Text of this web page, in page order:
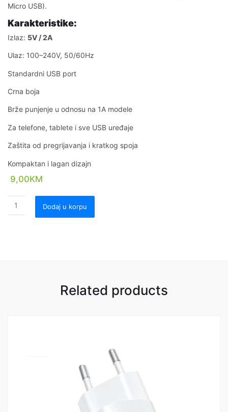
Micro USB).
Karakteristike:
Izlaz: 5V / 2A
Ulaz: 100–240V, 50/60Hz
Standardni USB port
Crna boja
Brže punjenje u odnosu na 1A modele
Za telefone, tablete i sve USB uređaje
Zaštita od pregrijavanja i kratkog spoja
Kompaktan i lagan dizajn
9,00KM
Dodaj u korpu
Related products